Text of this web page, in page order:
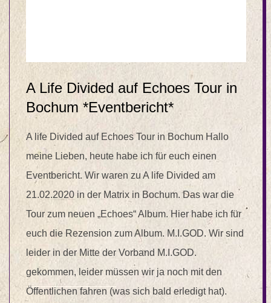
A Life Divided auf Echoes Tour in
Bochum *Eventbericht*
A life Divided auf Echoes Tour in Bochum Hallo
meine Lieben, heute habe ich für euch einen
Eventbericht. Wir waren zu A life Divided am
21.02.2020 in der Matrix in Bochum. Das war die
Tour zum neuen „Echoes“ Album. Hier habe ich für
euch die Rezension zum Album. M.I.GOD. Wir sind
leider in der Mitte der Vorband M.I.GOD.
gekommen, leider müssen wir ja noch mit den
Öffentlichen fahren (was sich bald erledigt hat).